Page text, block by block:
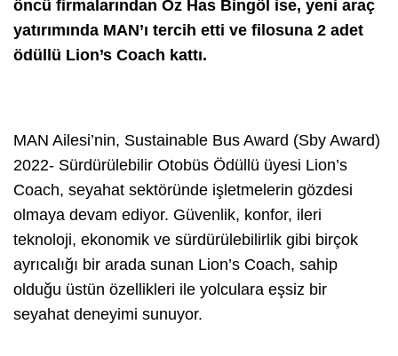
öncü firmalarından Öz Has Bingöl ise, yeni araç
yatırımında MAN’ı tercih etti ve filosuna 2 adet
ödüllü Lion’s Coach kattı.
MAN Ailesi’nin, Sustainable Bus Award (Sby Award)
2022- Sürdürülebilir Otobüs Ödüllü üyesi Lion’s
Coach, seyahat sektöründe işletmelerin gözdesi
olmaya devam ediyor. Güvenlik, konfor, ileri
teknoloji, ekonomik ve sürdürülebilirlik gibi birçok
ayrıcalığı bir arada sunan Lion’s Coach, sahip
olduğu üstün özellikleri ile yolculara eşsiz bir
seyahat deneyimi sunuyor.